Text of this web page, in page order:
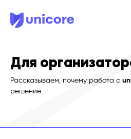
Для
Рассказываем, почему работа с
решение